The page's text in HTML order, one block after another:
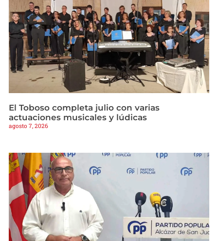
El Toboso completa julio con varias
actuaciones musicales y lúdicas
agosto 7, 2026